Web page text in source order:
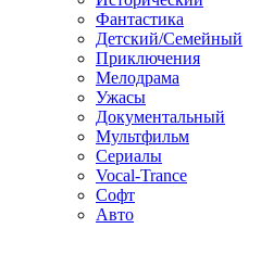
Фантастика
Детский/Семейный
Приключения
Мелодрама
Ужасы
Документальный
Мультфильм
Сериалы
Vocal-Trance
Софт
Авто